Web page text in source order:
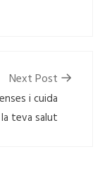
Next Post
i cuida
la teva salut